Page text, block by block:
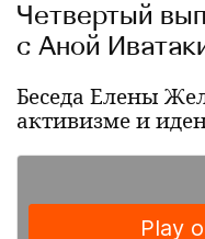
Четвертый
с Аной
Беседа Елены
активизме и